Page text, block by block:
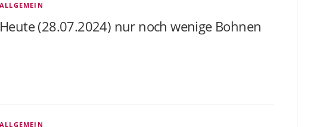
ALLGEMEIN
Heute (28.07.2024) nur noch wenige Bohnen
ALLGEMEIN